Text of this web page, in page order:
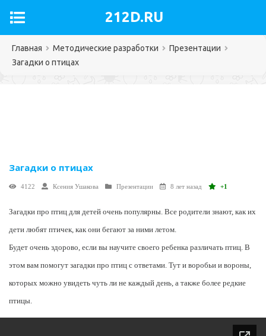
212D.RU
Главная Методические разработки
Презентации
Загадки о птицах
Загадки о птицах
4122 Ксения Ушакова Презентации 8 лет назад +1
Загадки про птиц для детей очень популярны. Все родители знают, как их
дети любят птичек, как они бегают за ними летом.
Будет очень здорово, если вы научите своего ребенка различать птиц. В
этом вам помогут загадки про птиц с ответами. Тут и воробьи и вороны,
которых можно увидеть чуть ли не каждый день, а также более редкие
птицы.